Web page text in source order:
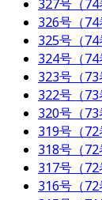
327号（
326号（74
325号（74
324号（74
323号（
322号（73
320号（73
319号（
318号（72
317号（72
316号（72